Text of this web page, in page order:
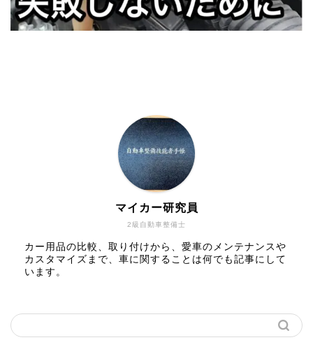
2級自動車整備士
マイカー研究員
カー用品の比較、取り付けから、愛車のメンテナンスや
カスタマイズまで、車に関することは何でも記事にして
います。